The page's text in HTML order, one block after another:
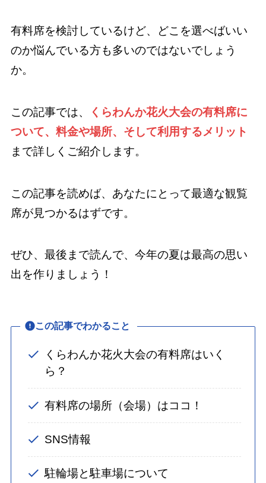
有料席を検討しているけど、どこを選べばいい
のか悩んでいる方も多いのではないでしょう
か。
この記事では、
くらわんか花火大会の有料席に
ついて、料金や場所、そして利用するメリット
まで詳しくご紹介します。
この記事を読めば、あなたにとって最適な観覧
席が見つかるはずです。
ぜひ、最後まで読んで、今年の夏は最高の思い
出を作りましょう！
この記事でわかること
くらわんか花火大会の有料席はいく
ら？
有料席の場所（会場）はココ！
SNS情報
駐輪場と駐車場について